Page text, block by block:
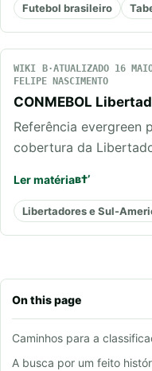
On this page
Caminhos para a
A busca por um feito
Futebol brasileiro
WIKI ATUALIZADO 16
FELIPE NASCIMENTO
CONMEBOL
Referência evergreen
cobertura da
Ler matéria
Libertadores e Sul-